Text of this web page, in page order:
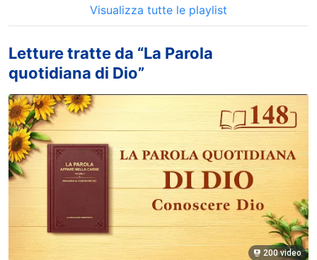
Visualizza tutte le playlist
Letture tratte da “La Parola
quotidiana di Dio”
200 video